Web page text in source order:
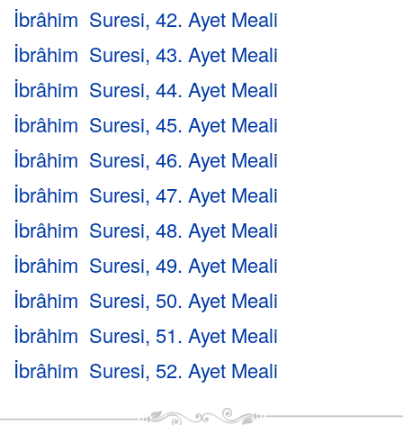
İbrâhim Suresi, 42. Ayet Meali
İbrâhim Suresi, 43. Ayet Meali
İbrâhim Suresi, 44. Ayet Meali
İbrâhim Suresi, 45. Ayet Meali
İbrâhim Suresi, 46. Ayet Meali
İbrâhim Suresi, 47. Ayet Meali
İbrâhim Suresi, 48. Ayet Meali
İbrâhim Suresi, 49. Ayet Meali
İbrâhim Suresi, 50. Ayet Meali
İbrâhim Suresi, 51. Ayet Meali
İbrâhim Suresi, 52. Ayet Meali